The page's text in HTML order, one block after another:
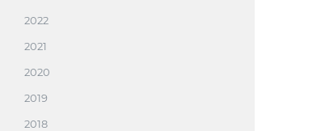
2022
2021
2020
2019
2018